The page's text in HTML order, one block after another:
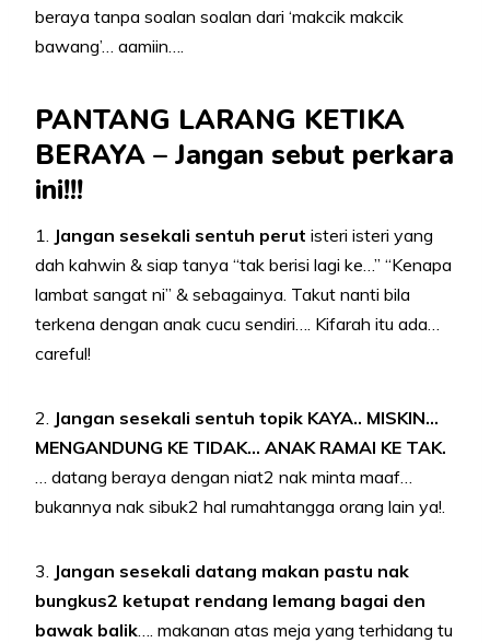
beraya tanpa soalan soalan dari ‘makcik makcik
bawang’… aamiin….
PANTANG LARANG KETIKA
BERAYA – Jangan sebut perkara
ini!!!
1. Jangan sesekali sentuh perut isteri isteri yang
dah kahwin & siap tanya “tak berisi lagi ke…” “Kenapa
lambat sangat ni” & sebagainya. Takut nanti bila
terkena dengan anak cucu sendiri…. Kifarah itu ada…
careful!
2. Jangan sesekali sentuh topik KAYA.. MISKIN…
MENGANDUNG KE TIDAK… ANAK RAMAI KE TAK.
… datang beraya dengan niat2 nak minta maaf…
bukannya nak sibuk2 hal rumahtangga orang lain ya!.
3. Jangan sesekali datang makan pastu nak
bungkus2 ketupat rendang lemang bagai den
bawak balik…. makanan atas meja yang terhidang tu